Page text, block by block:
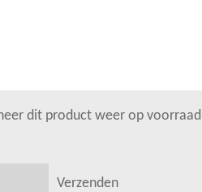
dit product weer op voorraad
Verzenden